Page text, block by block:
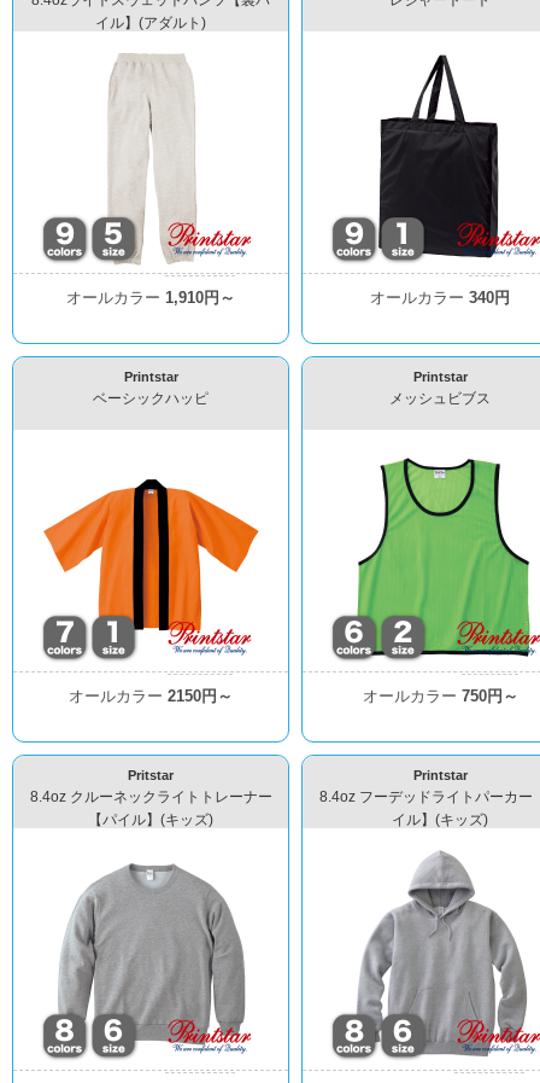
イル】(アダルト)
オールカラー 1,910円～ オールカラー 340円
Printstar
ベーシックハッピ
オールカラー 2150円～
Printstar
メッシュビブス
オールカラー 750円～
Pritstar
8.4oz クルーネックライトトレーナー
【パイル】(キッズ)
Printstar
8.4oz フーデッドライトパーカー
イル】(キッズ)